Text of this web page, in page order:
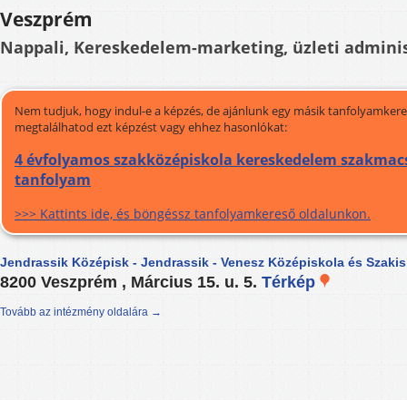
Veszprém
Nappali, Kereskedelem-marketing, üzleti
Nem tudjuk, hogy indul-e a képzés, de ajánlunk egy másik
megtalálhatod ezt képzést vagy ehhez hasonlókat:
4 évfolyamos szakközépiskola kereskedelem
tanfolyam
>>> Kattints ide, és böngéssz tanfolyamkereső oldalunkon.
Jendrassik Középisk - Jendrassik - Venesz Középiskola és
8200 Veszprém , Március 15. u. 5. Térkép
Tovább az intézmény oldalára →